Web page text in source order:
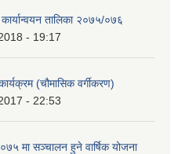
तालिका २०७५/०७६
- 19:17
(चौमासिक वर्गीकरण)
- 22:53
मा सञ्चालन हुने वार्षिक योजना